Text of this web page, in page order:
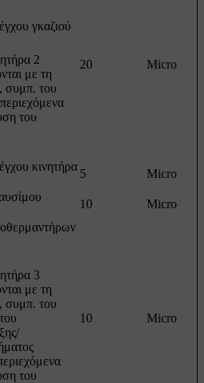
γκαζιού
2
με τη
συμπ. του
του
20 Micro
κινητήρα
5
Micro
10
Micro
3
με τη
συμπ. του
του
10 Micro